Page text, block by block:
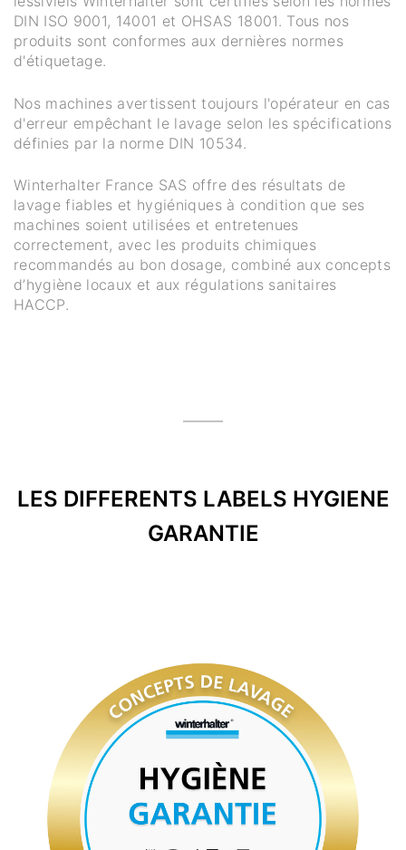
DIN ISO 9001, 14001 et OHSAS 18001. Tous nos
produits sont conformes aux dernières normes
d'étiquetage.
Nos machines avertissent toujours l'opérateur en cas
d'erreur empêchant le lavage selon les spécifications
définies par la norme DIN 10534.
Winterhalter France SAS offre des résultats de
lavage fiables et hygiéniques à condition que ses
machines soient utilisées et entretenues
correctement, avec les produits chimiques
recommandés au bon dosage, combiné aux concepts
d’hygiène locaux et aux régulations sanitaires
HACCP.
LES DIFFERENTS LABELS HYGIENE
GARANTIE